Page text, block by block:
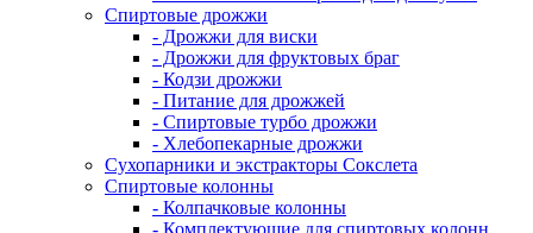
Спиртовые дрожжи
- Дрожжи для виски
- Дрожжи для фруктовых браг
- Кодзи дрожжи
- Питание для дрожжей
- Спиртовые турбо дрожжи
- Хлебопекарные дрожжи
Сухопарники и экстракторы Сокслета
Спиртовые колонны
- Колпачковые колонны
- Комплектующие для спиртовых колонн